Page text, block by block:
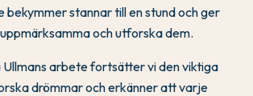
bekymmer stannar till en stund och ger
och utforska dem.
arbete fortsätter vi den viktiga
drömmar och erkänner att varje